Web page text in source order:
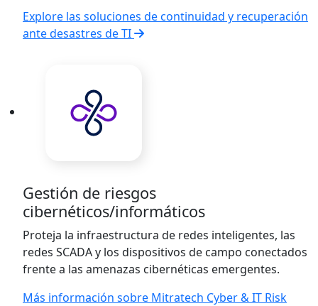
Explore las soluciones de continuidad y recuperación
ante desastres de TI
Gestión de riesgos
cibernéticos/informáticos
Proteja la infraestructura de redes inteligentes, las
redes SCADA y los dispositivos de campo conectados
frente a las amenazas cibernéticas emergentes.
Más información sobre Mitratech Cyber & IT Risk